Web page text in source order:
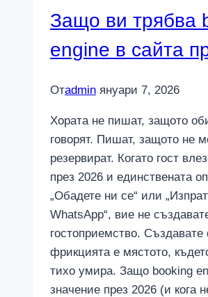
Защо ви трябва
engine в сайта
Отadmin януари 7, 2026
Хората не пишат, защото
говорят. Пишат, защото не
резервират. Когато гост
през 2026 и единствената
„Обадете ни се“ или
WhatsApp“, вие не
гостоприемство.
фрикцията е мястото,
тихо умира. Защо booking
значение през 2026 (и кога